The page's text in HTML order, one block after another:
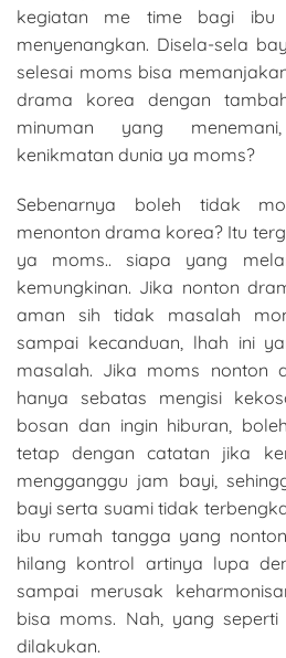
kegiatan me time bagi ibu
menyenangkan. Disela-sela
selesai moms bisa
drama korea dengan
minuman yang
kenikmatan dunia ya moms?
Sebenarnya boleh tidak
menonton drama korea? Itu
ya moms.. siapa yang
kemungkinan. Jika nonton
aman sih tidak masalah
sampai kecanduan, lhah ini
masalah. Jika moms nonton
hanya sebatas mengisi
bosan dan ingin hiburan,
tetap dengan catatan jika
mengganggu jam bayi,
bayi serta suami tidak
ibu rumah tangga yang
hilang kontrol artinya lupa
sampai merusak
bisa moms. Nah, yang
dilakukan.